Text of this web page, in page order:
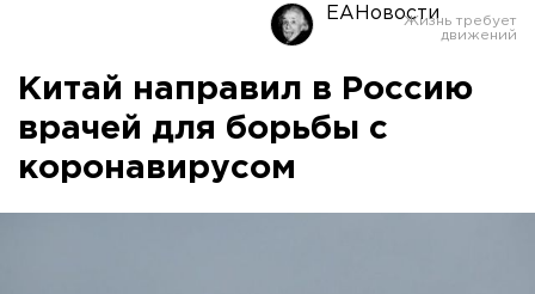
ЕАНовости
Китай направил в Россию
врачей для борьбы с
коронавирусом